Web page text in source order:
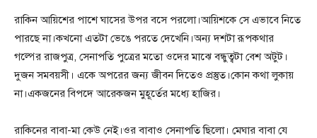
রাকিন আয়িশের পাশে ঘাসের উপর বসে পরলো।আয়িশকে সে এভাবে নিতে
পারছে না।কখনো এতটা ভেঙে পরতে দেখেনি।অন্য দশটা রূপকথার
গল্পের রাজপুত্র, সেনাপতি পুত্রের মতো ওদের মাঝে বন্ধুত্বটা বেশ অটুট।
দুজন সমবয়সী। একে অপরের জন্য জীবন দিতেও প্রস্তুত।কোন কথা লুকায়
না।একজনের বিপদে আরেকজন মুহূর্তের মধ্যে হাজির।
রাকিনের বাবা-মা কেউ নেই।ওর বাবাও সেনাপতি ছিলো। মেঘার বাবা যে